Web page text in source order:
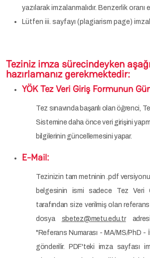
yazılarak imzalanmalıdır. Benzerlik
Lütfen iii. sayfayı (plagiarism page)
Teziniz imza sürecindeyken
hazırlamanız gerekmektedir:
YÖK Tez Veri Giriş Formunun
Tez sınavında başarılı olan öğrenci,
Sistemine daha önce veri girişini
bilgilerinin güncellemesini yapar.
E-Mail:
Tezinizin tam metninin .pdf
belgesinin ismi sadece Tez Veri
tarafından size verilmiş olan referans
dosya sbetez@metu.edu.tr
"Referans Numarası - MA/MS/PhD -
gönderilir. PDF'teki imza sayfası